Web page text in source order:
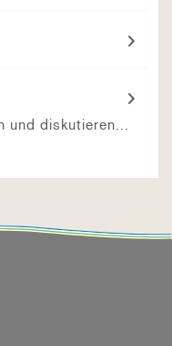
diskutieren...